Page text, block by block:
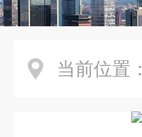
当前位置：